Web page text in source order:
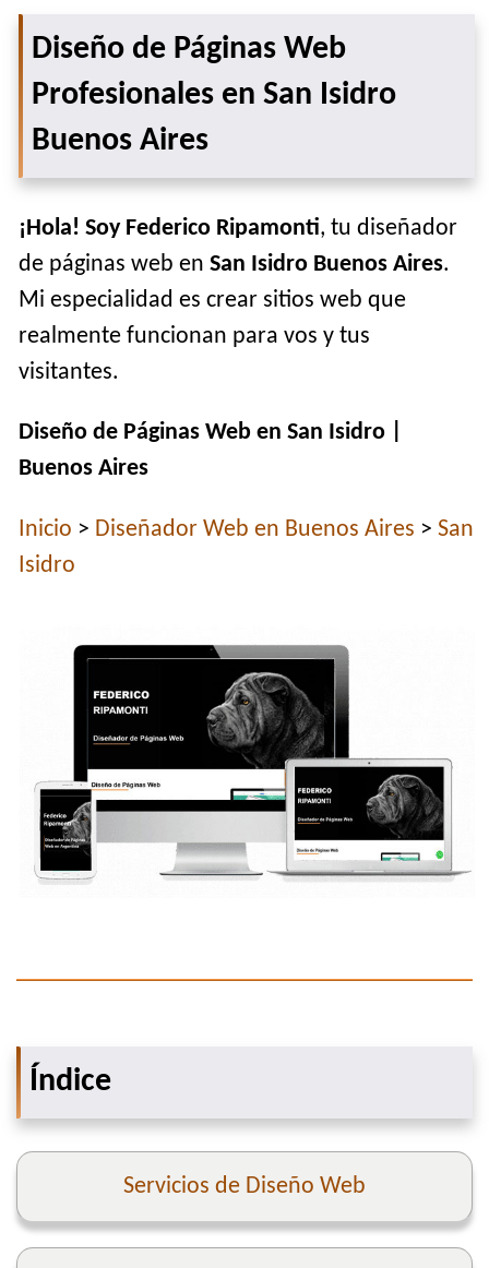
Diseño de Páginas Web
Profesionales en San Isidro
Buenos Aires
¡Hola! Soy Federico Ripamonti, tu diseñador
de páginas web enSan Isidro Buenos Aires.
Mi especialidad es crear sitios web que
realmente funcionan para vos y tus
visitantes.
Diseño de Páginas Web en San Isidro |
Buenos Aires
Inicio > Diseñador Web en Buenos Aires >San
Isidro
Índice
Servicios de Diseño Web